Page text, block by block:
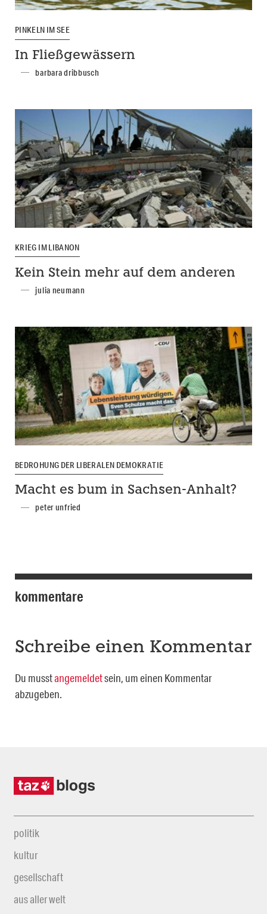
PINKELN IM SEE
In Fließgewässern
barbara dribbusch
KRIEG IM LIBANON
Kein Stein mehr auf dem anderen
julia neumann
BEDROHUNG DER LIBERALEN DEMOKRATIE
Macht es bum in Sachsen-Anhalt?
peter unfried
kommentare
Schreibe einen Kommentar
Du musstangemeldetsein, um einen Kommentar
abzugeben.
politik
kultur
gesellschaft
aus aller welt